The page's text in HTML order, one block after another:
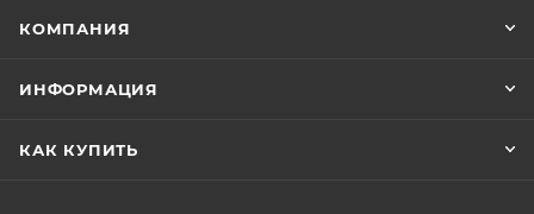
КОМПАНИЯ
ИНФОРМАЦИЯ
КАК КУПИТЬ